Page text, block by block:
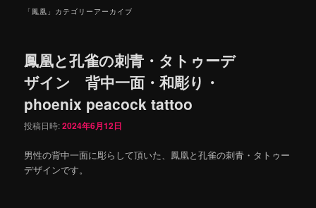
「 鳳凰 」カテゴリーアーカイブ
鳳凰と孔雀の刺青・タトゥーデ
ザイン 背中一面・和彫り・
phoenix peacock tattoo
投稿日時:2024年6月12日
男性の背中一面に彫らして頂いた、鳳凰と孔雀の刺青・タトゥー
デザインです。